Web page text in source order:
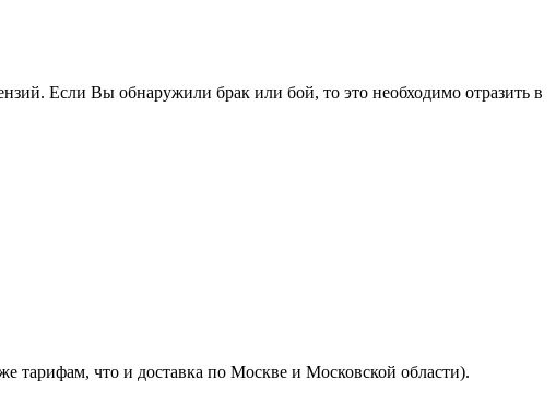
Если Вы обнаружили брак или бой, то это необходимо отразить в
тарифам, что и доставка по Москве и Московской области).